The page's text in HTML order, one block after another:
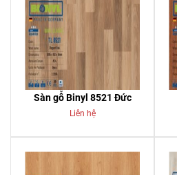
Sàn gỗ Binyl 8521 Đức
Liên hệ